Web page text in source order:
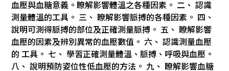
血壓與血糖意義。瞭解影響體溫之各種因素。 二、 認識
測量體溫的工具。 三、 瞭解影響脈搏的各種因素。 四、
說明可測得脈搏的部位及正確測量脈搏。 五、 瞭解影響
血壓的因素及辨別異常的血壓數值。 六、 認識測量血壓
的 工具。 七、 學習正確測量體溫、脈搏、呼吸與血壓。
八、 說明預防姿位性低血壓的方法。 九、 瞭解影響血糖